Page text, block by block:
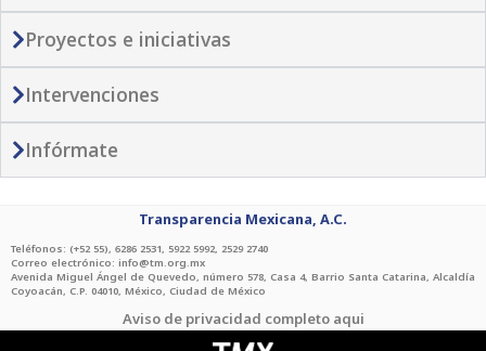
l
a
n
e
Proyectos e iniciativas
Intervenciones
Infórmate
Transparencia Mexicana, A.C.
Teléfonos: (+52 55), 6286 2531, 5922 5992, 2529 2740
Correo electrónico: info@tm.org.mx
Avenida Miguel Ángel de Quevedo, número 578, Casa 4, Barrio Santa Catarina, Alcaldía
Coyoacán, C.P. 04010, México, Ciudad de México
Aviso de privacidad completo aqui